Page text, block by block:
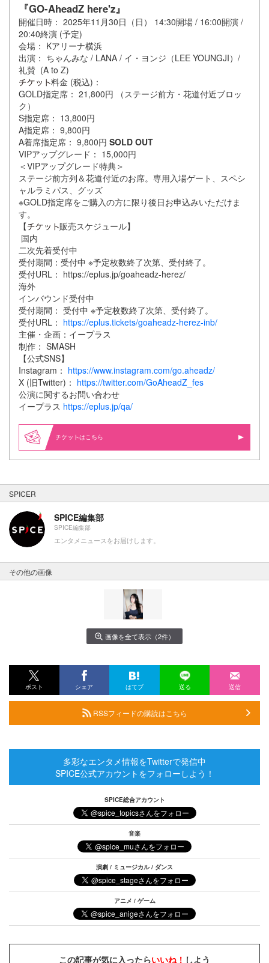
『GO-AheadZ here'z』
開催日時： 2025年11月30日（日） 14:30開場 / 16:00開演 /
20:40終演 (予定)
会場： Kアリーナ横浜
出演： ちゃんみな / LANA / イ・ヨンジ（LEE YOUNGJI）/
礼賛 (A to Z)
料金 (税込)：
GOLD指定席： 21,800円 （ステージ前方・花道付近ブロッ
ク）
S指定席： 13,800円
A指定席： 9,800円
A着席指定席： 9,800円 SOLD OUT
VIPアップグレード： 15,000円
＜VIPアップグレード特典＞
ステージ前方列＆花道付近のお席。専用入場ゲート、スペシ
ャルラミパス、グッズ
※GOLD指定席をご購入の方に限り後日お申込みいただけま
す。
【
販売スケジュール】
国内
二次先着受付中
受付期間：受付中 ※予定枚数終了次第、受付終了。
受付URL： https://eplus.jp/goaheadz-herez/
海外
インバウンド受付中
受付期間： 受付中 ※予定枚数終了次第、受付終了。
受付URL： https://eplus.tickets/goaheadz-herez-inb/
主催・企画：イープラス
制作： SMASH
【公式SNS】
Instagram： https://www.instagram.com/go.aheadz/
X (旧Twitter)： https://twitter.com/GoAheadZ_fes
公演に関するお問い合わせ
イープラス https://eplus.jp/qa/
はこちら
SPICER
SPICE編集部
SPICE編集部
エンタメニュースをお届けします。
その他の画像
画像を全て表示（2件）
ポスト シェア はてブ 送る 送信
RSSフィードの購読はこちら
多彩なエンタメ情報をTwitterで発信中
SPICE公式アカウントをフォローしよう！
SPICE総合アカウント
音楽
演劇 / ミュージカル / ダンス
アニメ / ゲーム
この記事が気に入ったらいいね！ しよう